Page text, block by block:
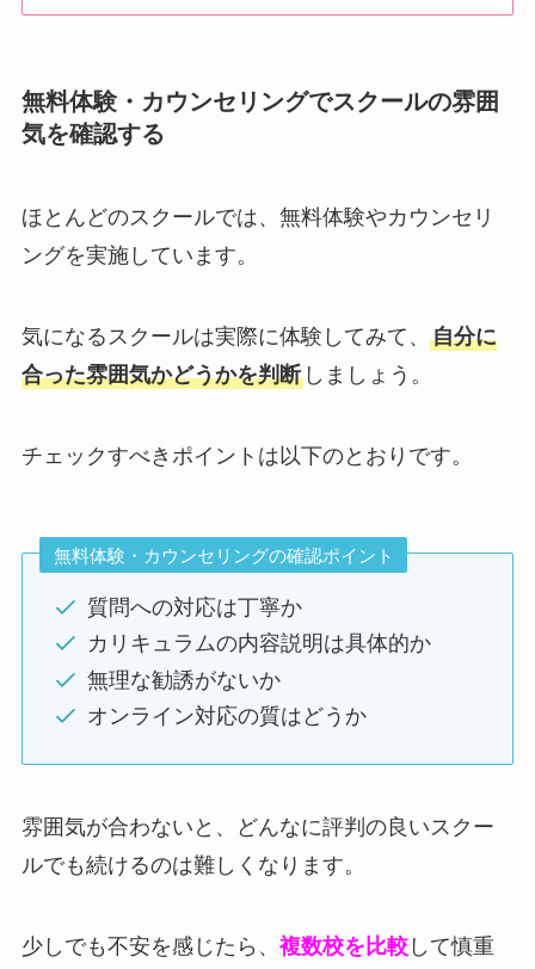
無料体験・カウンセリングでスクールの雰囲
気を確認する
ほとんどのスクールでは、無料体験やカウンセリ
ングを実施しています。
気になるスクールは実際に体験してみて、 自分に
合った雰囲気かどうかを判断しましょう。
チェックすべきポイントは以下のとおりです。
無料体験・カウンセリングの確認ポイント
質問への対応は丁寧か
カリキュラムの内容説明は具体的か
無理な勧誘がないか
オンライン対応の質はどうか
雰囲気が合わないと、どんなに評判の良いスクー
ルでも続けるのは難しくなります。
少しでも不安を感じたら、 複数校を比較して慎重